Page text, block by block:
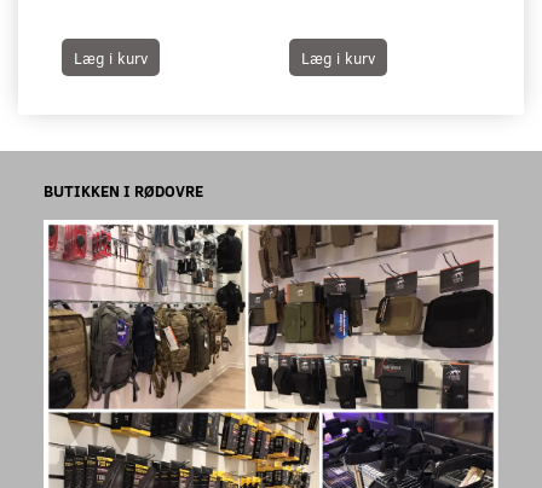
Læg i kurv Læg i kurv
BUTIKKEN I RØDOVRE